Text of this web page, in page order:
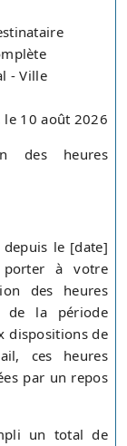
- Ville
le 10 août 2026
des heures
le [date]
à votre
des heures
de la période
dispositions de
ces heures
par un repos
un total de